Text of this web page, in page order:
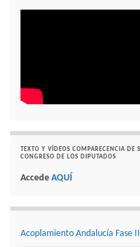
TEXTO Y VÍDEOS COMPARECENCIA
CONGRESO DE LOS DIPUTADOS
Accede AQUÍ
Acoplamiento Andalucía Fase